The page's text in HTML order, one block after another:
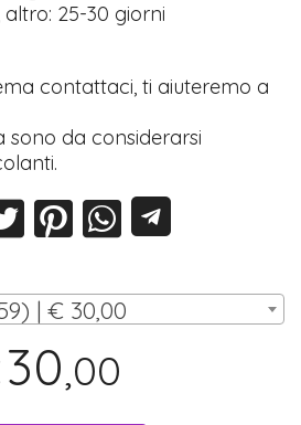
25-30 giorni
contattaci, ti aiuteremo a
sono da considerarsi
| € 30,00
30,00